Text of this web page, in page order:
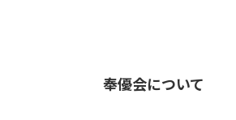
奉優会について